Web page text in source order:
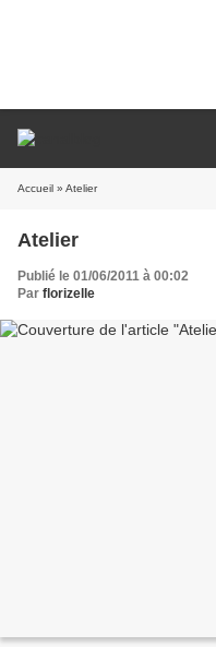
Accueil » Atelier
Atelier
Publié le 01/06/2011 à 00:02
Par florizelle